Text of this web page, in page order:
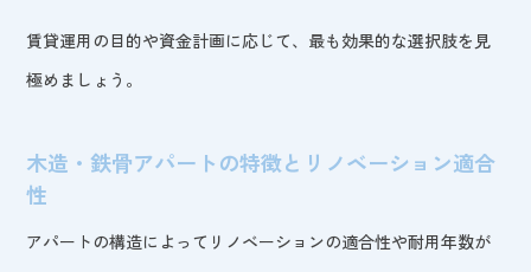
賃貸運用の目的や資金計画に応じて、最も効果的な選択肢を見
極めましょう。
木造・鉄骨アパートの特徴とリノベーション適合
性
アパートの構造によってリノベーションの適合性や耐用年数が